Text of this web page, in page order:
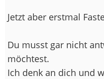
Jetzt aber erstmal
Du musst gar nicht
möchtest.
Ich denk an dich und